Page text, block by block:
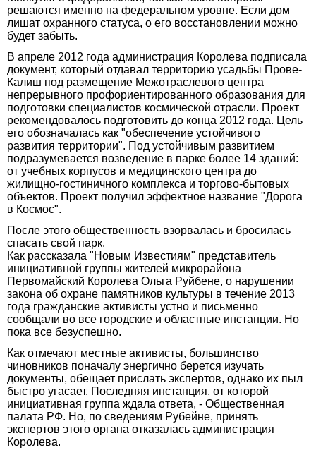
решаются именно на федеральном уровне. Если дом
лишат охранного статуса, о его восстановлении можно
будет забыть.
В апреле 2012 года администрация Королева подписала
документ, который отдавал территорию усадьбы Прове-
Калиш под размещение Межотраслевого центра
непрерывного профориентированного образования для
подготовки специалистов космической отрасли. Проект
рекомендовалось подготовить до конца 2012 года. Цель
его обозначалась как "обеспечение устойчивого
развития территории". Под устойчивым развитием
подразумевается возведение в парке более 14 зданий:
от учебных корпусов и медицинского центра до
жилищно-гостиничного комплекса и торгово-бытовых
объектов. Проект получил эффектное название "Дорога
в Космос".
После этого общественность взорвалась и бросилась
спасать свой парк.
Как рассказала "Новым Известиям" представитель
инициативной группы жителей микрорайона
Первомайский Королева Ольга Руйбене, о нарушении
закона об охране памятников культуры в течение 2013
года гражданские активисты устно и письменно
сообщали во все городские и областные инстанции. Но
пока все безуспешно.
Как отмечают местные активисты, большинство
чиновников поначалу энергично берется изучать
документы, обещает прислать экспертов, однако их пыл
быстро угасает. Последняя инстанция, от которой
инициативная группа ждала ответа, - Общественная
палата РФ. Но, по сведениям Рубейне, принять
экспертов этого органа отказалась администрация
Королева.